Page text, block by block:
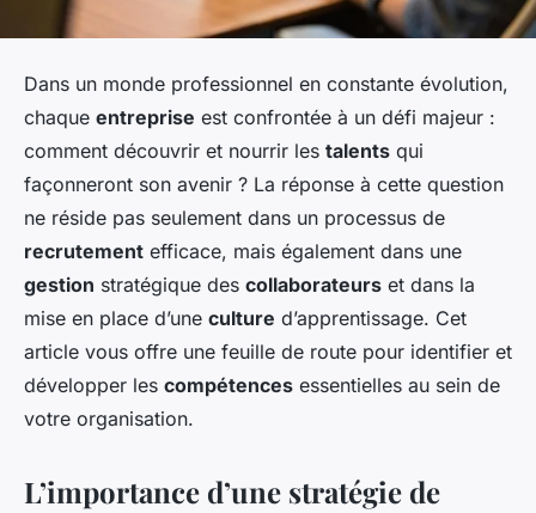
Dans un monde professionnel en constante évolution,
chaque entreprise est confrontée à un défi majeur :
comment découvrir et nourrir les talents qui
façonneront son avenir ? La réponse à cette question
ne réside pas seulement dans un processus de
recrutement efficace, mais également dans une
gestion stratégique des collaborateurs et dans la
mise en place d’une culture d’apprentissage. Cet
article vous offre une feuille de route pour identifier et
développer les compétences essentielles au sein de
votre organisation.
L’importance d’une stratégie de